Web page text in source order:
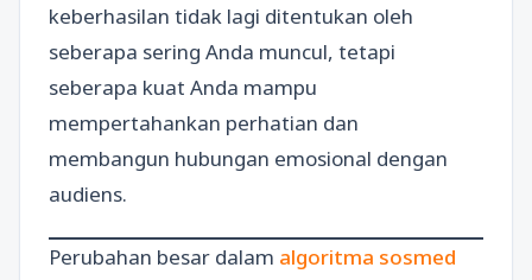
keberhasilan tidak lagi ditentukan oleh
seberapa sering Anda muncul, tetapi
seberapa kuat Anda mampu
mempertahankan perhatian dan
membangun hubungan emosional dengan
audiens.
Perubahan besar dalam algoritma sosmed